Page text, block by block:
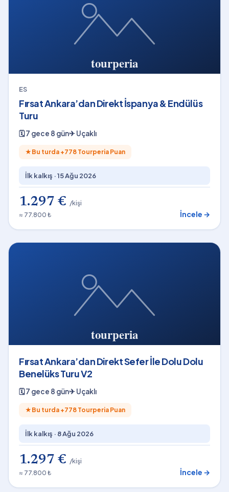
ES
Fırsat Ankara’dan Direkt İspanya & Endülüs
Turu
🗓7 gece 8 gün✈Uçaklı
★ Bu turda +778 Tourperia Puan
İlk kalkış ·15 Ağu 2026
1.297 € /kişi
≈ 77.800 ₺
İncele →
Fırsat Ankara’dan Direkt Sefer İle Dolu Dolu
Benelüks Turu V2
🗓7 gece 8 gün✈Uçaklı
★ Bu turda +778 Tourperia Puan
İlk kalkış · 8 Ağu 2026
1.297 € /kişi
≈ 77.800 ₺
İncele →